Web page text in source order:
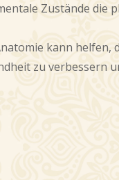
Zustände die
kann helfen,
zu verbessern